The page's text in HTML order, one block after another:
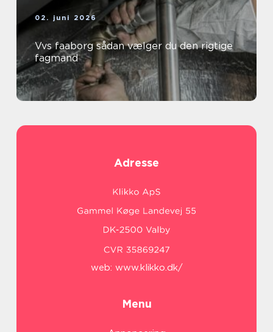
02. juni 2026
Vvs faaborg sådan vælger du den rigtige
fagmand
Adresse
web: www.klikko.dk/
Menu